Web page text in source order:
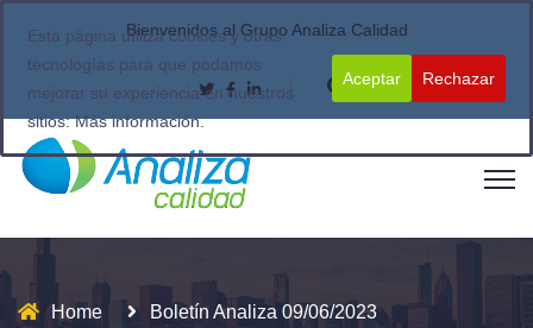
Bienvenidos al Grupo Analiza Calidad
Home Boletín Analiza 09/06/2023
Esta página utiliza cookies y otras
tecnologías para que podamos
mejorar su experiencia en nuestros
sitios:Más información.
Aceptar Rechazar